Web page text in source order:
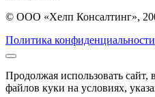
© ООО «Хелп Консалтинг»,
Политика конфиденциальности
Продолжая использовать сайт,
файлов куки на условиях,